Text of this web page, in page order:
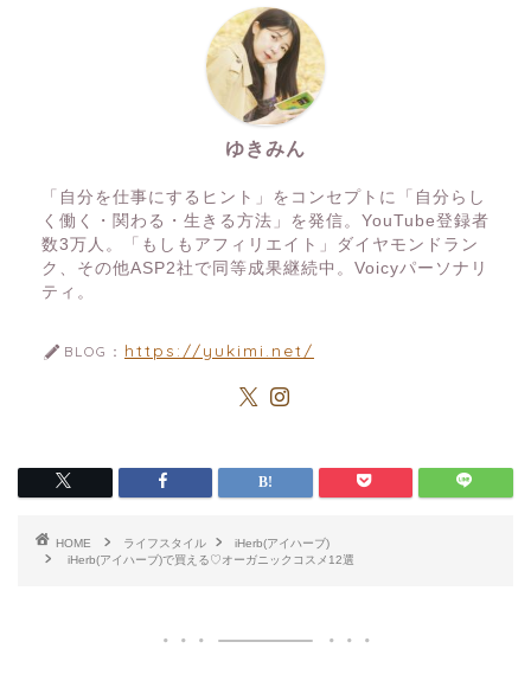
ゆきみん
「自分を仕事にするヒント」をコンセプトに「自分らし
く働く・関わる・生きる方法」を発信。YouTube登録者
数3万人。「もしもアフィリエイト」ダイヤモンドラン
ク、その他ASP2社で同等成果継続中。Voicyパーソナリ
ティ。
BLOG： https://yukimi.net/
HOME ライフスタイル
iHerb(アイハーブ)
iHerb(アイハーブ)で買える♡オーガニックコスメ12選